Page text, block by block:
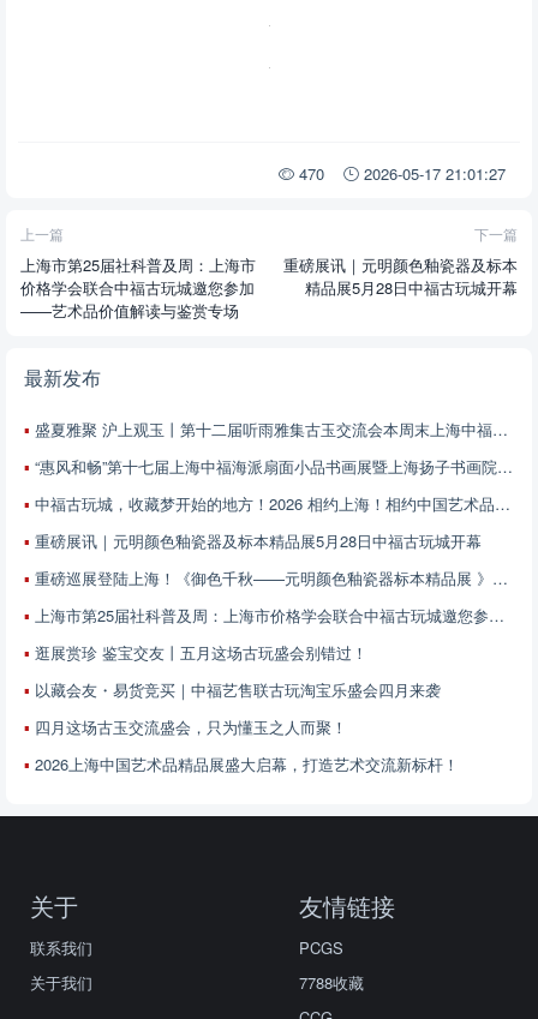
470 2026-05-17 21:01:27
上一篇
上海市第25届社科普及周：上海市
价格学会联合中福古玩城邀您参加
——艺术品价值解读与鉴赏专场
下一篇
重磅展讯｜元明颜色釉瓷器及标本
精品展5月28日中福古玩城开幕
最新发布
盛夏雅聚 沪上观玉丨第十二届听雨雅集古玉交流会本周末上海中福古玩城启幕
“惠风和畅”第十七届上海中福海派扇面小品书画展暨上海扬子书画院第五届扇面小品书画邀请展征稿启事
中福古玩城，收藏梦开始的地方！2026 相约上海！相约中国艺术品精品展！6月13-21日 不见不散！
重磅展讯｜元明颜色釉瓷器及标本精品展5月28日中福古玩城开幕
重磅巡展登陆上海！《御色千秋——元明颜色釉瓷器标本精品展 》5月28日中福古玩城开展
上海市第25届社科普及周：上海市价格学会联合中福古玩城邀您参加——艺术品价值解读与鉴赏专场
逛展赏珍 鉴宝交友丨五月这场古玩盛会别错过！
以藏会友・易货竞买｜中福艺售联古玩淘宝乐盛会四月来袭
四月这场古玉交流盛会，只为懂玉之人而聚！
2026上海中国艺术品精品展盛大启幕，打造艺术交流新标杆！
关于
联系我们
关于我们
友情链接
PCGS
7788收藏